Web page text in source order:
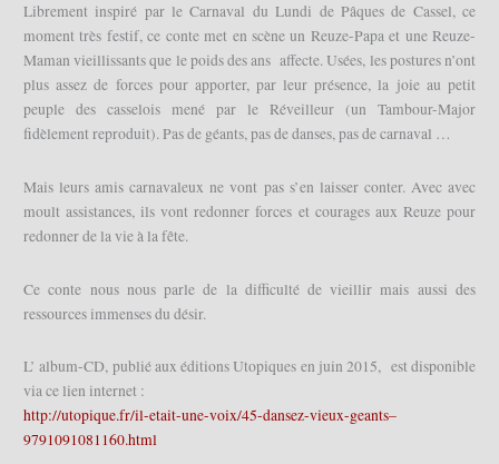
Librement inspiré par le Carnaval du Lundi de Pâques de Cassel, ce
moment très festif, ce conte met en scène un Reuze-Papa et une Reuze-
Maman vieillissants que le poids des ans affecte. Usées, les postures n’ont
plus assez de forces pour apporter, par leur présence, la joie au petit
peuple des casselois mené par le Réveilleur (un Tambour-Major
fidèlement reproduit). Pas de géants, pas de danses, pas de carnaval …
Mais leurs amis carnavaleux ne vont pas s’en laisser conter. Avec avec
moult assistances, ils vont redonner forces et courages aux Reuze pour
redonner de la vie à la fête.
Ce conte nous nous parle de la difficulté de vieillir mais aussi des
ressources immenses du désir.
L’ album-CD, publié aux éditions Utopiques en juin 2015, est disponible
via ce lien internet :
http://utopique.fr/il-etait-une-voix/45-dansez-vieux-geants–
9791091081160.html